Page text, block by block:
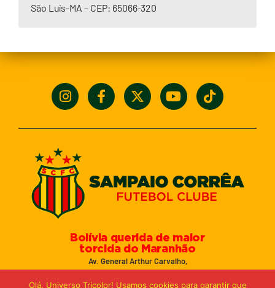
São Luís-MA – CEP: 65066-320
Bolívia querida de maior
torcida do Maranhão
Av. General Arthur Carvalho,
Turu Velho – São Luís-MA – CEP: 65066-320
Email: marketing@sampaiocorreafc.com.br
Olá, Universo Tricolor! Usamos cookies para garantir que